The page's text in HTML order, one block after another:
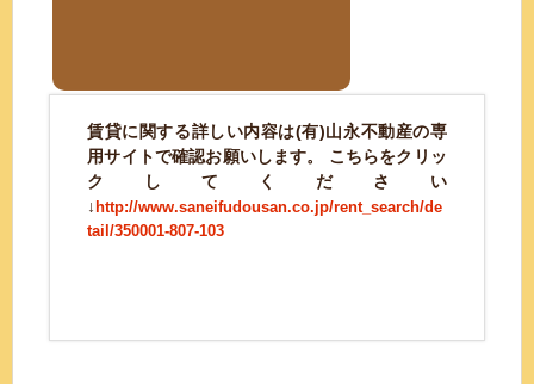
賃貸に関する詳しい内容は(有)山永不動産の専
用サイトで確認お願いします。 こちらをクリッ
クしてください
↓http://www.saneifudousan.co.jp/rent_search/de
tail/350001-807-103